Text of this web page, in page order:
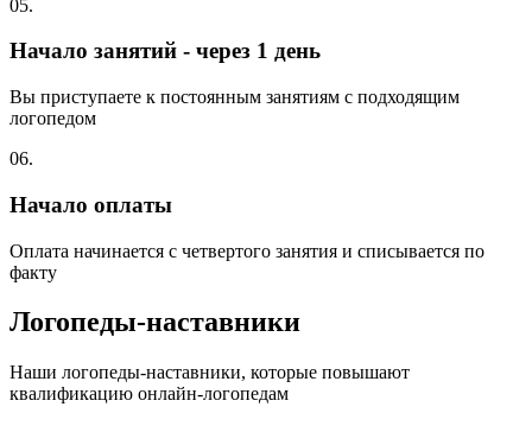
05.
Начало занятий - через 1 день
Вы приступаете к постоянным занятиям с подходящим
логопедом
06.
Начало оплаты
Оплата начинается с четвертого занятия и списывается по
факту
Логопеды-наставники
Наши логопеды-наставники, которые повышают
квалификацию онлайн-логопедам